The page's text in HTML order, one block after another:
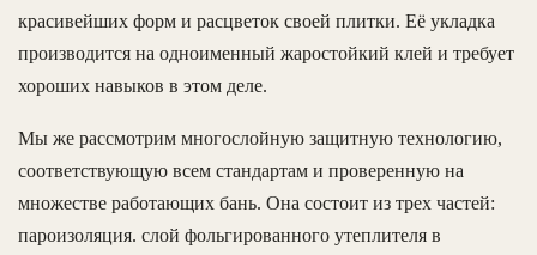
красивейших форм и расцветок своей плитки. Её укладка
производится на одноименный жаростойкий клей и требует
хороших навыков в этом деле.
Мы же рассмотрим многослойную защитную технологию,
соответствующую всем стандартам и проверенную на
множестве работающих бань. Она состоит из трех частей:
пароизоляция. слой фольгированного утеплителя в